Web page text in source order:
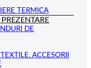
TERMICA
DE
ACCESORII